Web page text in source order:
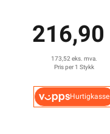
216,90
173,52 eks. mva.
Pris per 1 Stykk
Hurtigkasse